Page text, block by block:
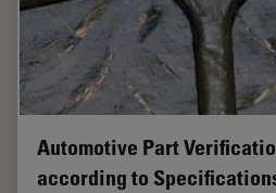
Automotive Part
according to